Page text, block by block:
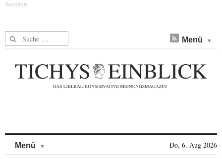
Suche nach: Menü
Menü Do, 6. Aug 2026